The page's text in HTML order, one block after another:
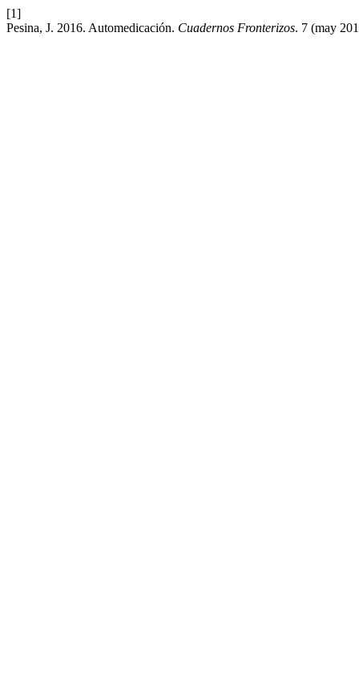
[1]
Pesina, J. 2016. Automedicación. Cuadernos Fronterizos. 7 (may